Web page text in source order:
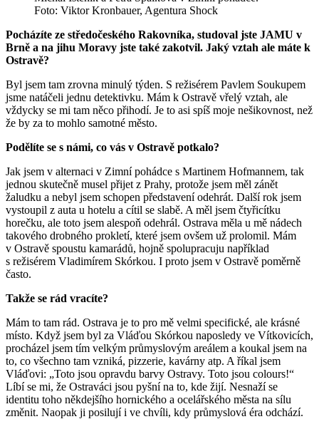
Foto: Viktor Kronbauer, Agentura Shock
Pocházíte ze středočeského Rakovníka, studoval jste JAMU v
Brně a na jihu Moravy jste také zakotvil. Jaký vztah ale máte k
Ostravě?
Byl jsem tam zrovna minulý týden. S režisérem Pavlem Soukupem
jsme natáčeli jednu detektivku. Mám k Ostravě vřelý vztah, ale
vždycky se mi tam něco přihodí. Je to asi spíš moje nešikovnost, než
že by za to mohlo samotné město.
Podělíte se s námi, co vás v Ostravě potkalo?
Jak jsem v alternaci v Zimní pohádce s Martinem Hofmannem, tak
jednou skutečně musel přijet z Prahy, protože jsem měl zánět
žaludku a nebyl jsem schopen představení odehrát. Další rok jsem
vystoupil z auta u hotelu a cítil se slabě. A měl jsem čtyřicítku
horečku, ale toto jsem alespoň odehrál. Ostrava měla u mě nádech
takového drobného prokletí, které jsem ovšem už prolomil. Mám
v Ostravě spoustu kamarádů, hojně spolupracuju například
s režisérem Vladimírem Skórkou. I proto jsem v Ostravě poměrně
často.
Takže se rád vracíte?
Mám to tam rád. Ostrava je to pro mě velmi specifické, ale krásné
místo. Když jsem byl za Vláďou Skórkou naposledy ve Vítkovicích,
procházel jsem tím velkým průmyslovým areálem a koukal jsem na
to, co všechno tam vzniká, pizzerie, kavárny atp. A říkal jsem
Vláďovi: „Toto jsou opravdu barvy Ostravy. Toto jsou colours!“
Líbí se mi, že Ostraváci jsou pyšní na to, kde žijí. Nesnaží se
identitu toho někdejšího hornického a ocelářského města na sílu
změnit. Naopak ji posilují i ve chvíli, kdy průmyslová éra odchází.